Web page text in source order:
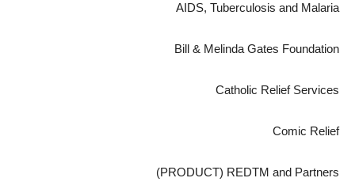
AIDS, Tuberculosis and Malaria
Bill & Melinda Gates Foundation
Catholic Relief Services
Comic Relief
(PRODUCT) REDTM and Partners